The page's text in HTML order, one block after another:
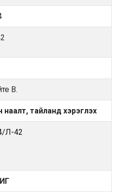
В.
тайланд хэрэглэх
Л-42